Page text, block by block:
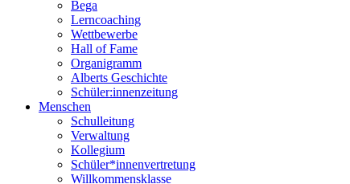
Bega
Lerncoaching
Wettbewerbe
Hall of Fame
Organigramm
Alberts Geschichte
Schüler:innenzeitung
Menschen
Schulleitung
Verwaltung
Kollegium
Schüler*innenvertretung
Willkommensklasse